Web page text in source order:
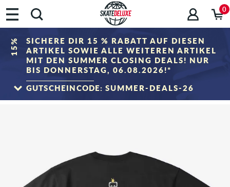
0
15%
SICHERE DIR 15 % RABATT AUF DIESEN
ARTIKEL SOWIE ALLE WEITEREN ARTIKEL
MIT DEN SUMMER CLOSING DEALS! NUR
BIS DONNERSTAG, 06.08.2026!*
GUTSCHEINCODE: SUMMER-DEALS-26